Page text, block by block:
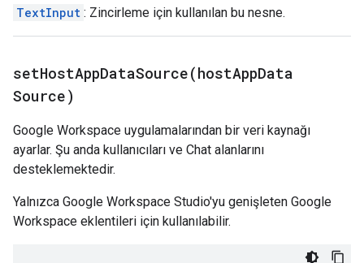
TextInput : Zincirleme için kullanılan bu nesne.
setHostAppDataSource(hostAppData
Source)
Google Workspace uygulamalarından bir veri kaynağı
ayarlar. Şu anda kullanıcıları ve Chat alanlarını
desteklemektedir.
Yalnızca Google Workspace Studio'yu genişleten Google
Workspace eklentileri için kullanılabilir.